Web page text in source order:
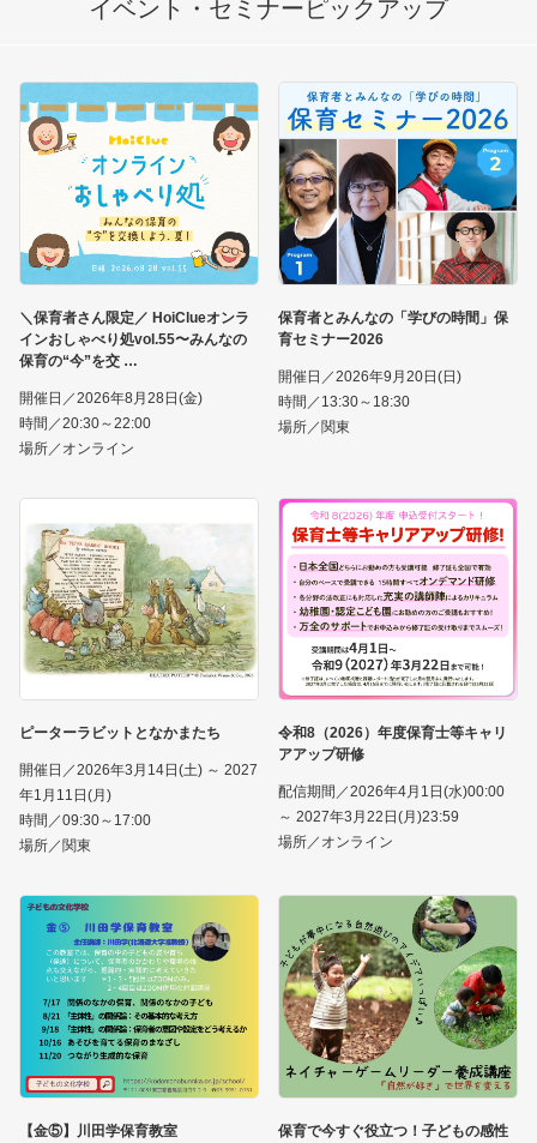
イベント・セミナー ピックアップ
＼保育者さん限定／ HoiClueオンラ
インおしゃべり処vol.55〜みんなの
保育の“今”を交
開催日／2026年8月28日(金)
時間／20:30～22:00
場所／オンライン
保育者とみんなの「学びの時間」保
育セミナー2026
開催日／2026年9月20日(日)
時間／13:30～18:30
場所／関東
ピーターラビットとなかまたち
開催日／2026年3月14日(土) ～ 2027
年1月11日(月)
時間／09:30～17:00
場所／関東
令和8（2026）年度保育士等キャリ
アアップ研修
配信期間／2026年4月1日(水)00:00
～ 2027年3月22日(月)23:59
場所／オンライン
【金⑤】川田学保育教室
保育で今すぐ役立つ！子どもの感性